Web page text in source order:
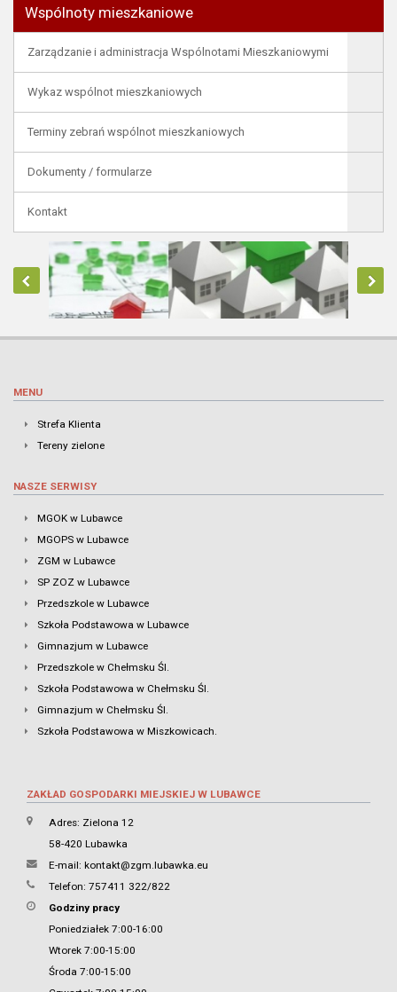
Wspólnoty mieszkaniowe
Zarządzanie i administracja Wspólnotami Mieszkaniowymi
Wykaz wspólnot mieszkaniowych
Terminy zebrań wspólnot mieszkaniowych
Dokumenty / formularze
Kontakt
MENU
Strefa Klienta
Tereny zielone
NASZE SERWISY
MGOK w Lubawce
MGOPS w Lubawce
ZGM w Lubawce
SP ZOZ w Lubawce
Przedszkole w Lubawce
Szkoła Podstawowa w Lubawce
Gimnazjum w Lubawce
Przedszkole w Chełmsku Śl.
Szkoła Podstawowa w Chełmsku Śl.
Gimnazjum w Chełmsku Śl.
Szkoła Podstawowa w Miszkowicach.
ZAKŁAD GOSPODARKI MIEJSKIEJ W LUBAWCE
Adres: Zielona 12
58-420 Lubawka
E-mail: kontakt@zgm.lubawka.eu
Telefon: 757411 322/822
Godziny pracy
Poniedziałek 7:00-16:00
Wtorek 7:00-15:00
Środa 7:00-15:00